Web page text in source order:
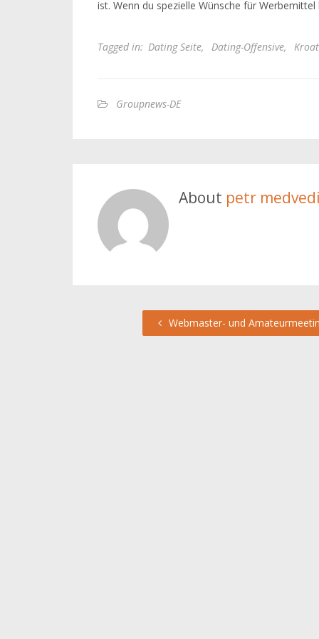
ist. Wenn du spezielle Wünsche für
Tagged in: Dating Seite, Dating-Offensive,
Groupnews-DE
About petr
Webmaster- und